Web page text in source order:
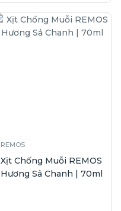
REMOS
Xịt Chống Muỗi REMOS
Hương Sả Chanh | 70ml